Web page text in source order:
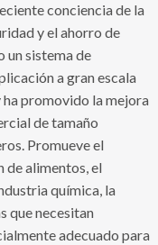
conciencia de la
y el ahorro de
un sistema de
a gran escala
promovido la mejora
de tamaño
Promueve el
de alimentos, el
química, la
que necesitan
adecuado para